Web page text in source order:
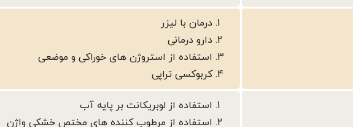
درمان با لیزر
دارو درمانی
استفاده از استروژن های خوراکی و موضعی
کربوکسی تراپی
استفاده از لوبریکانت بر پایه آب
استفاده از مرطوب کننده های مختص خشکی واژن